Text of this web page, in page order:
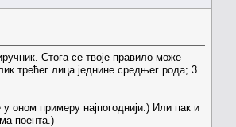
Стога се твоје правило може
трећег лица једнине средњег рода; 3.
оном примеру најпогоднији.) Или пак и
поента.)